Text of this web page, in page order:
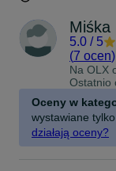
Miśka
5.0 / 5
(7 ocen)
Na OLX
Ostatnio
Oceny w
wystawiane
działają oceny?